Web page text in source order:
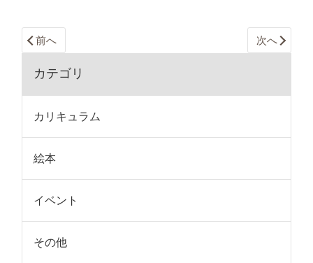
前へ 次へ
カテゴリ
カリキュラム
絵本
イベント
その他